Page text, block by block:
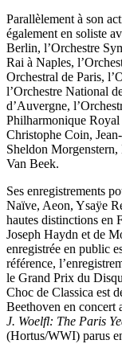
Parallèlement à son
également en soliste
Berlin, l’Orchestre
Rai à Naples,
Orchestral de Paris,
l’Orchestre National
d’Auvergne,
Philharmonique Royal
Christophe Coin,
Sheldon
Van Beek.
Ses enregistrements
Naïve, Aeon, Ysaÿe
hautes distinctions en
Joseph Haydn et de
enregistrée en public
référence,
le Grand Prix du
Choc de Classica est
Beethoven en concert
J. Woelfl: The Paris
(Hortus/WWI) parus